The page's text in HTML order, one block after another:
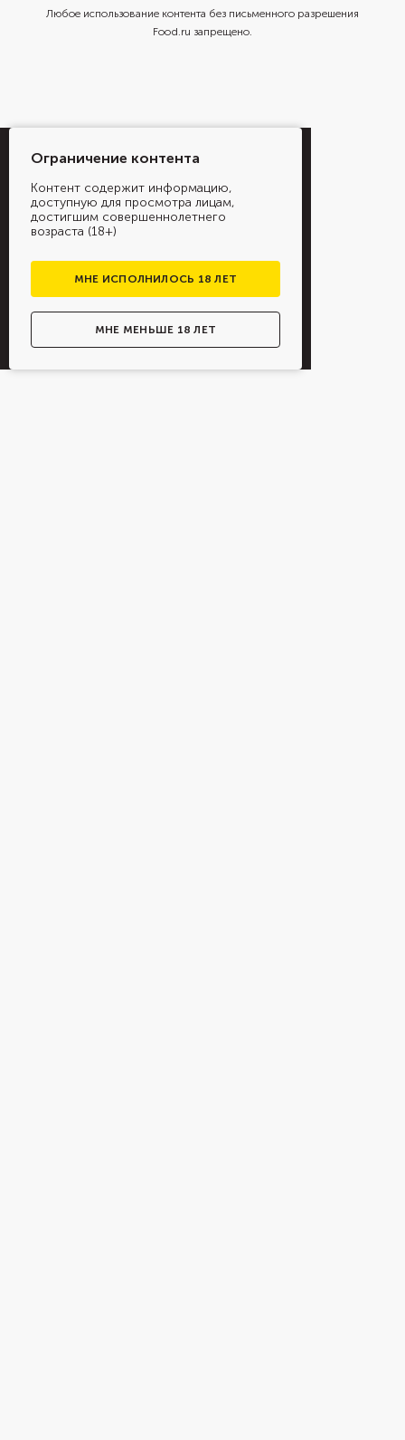
Любое использование контента без письменного разрешения
Food.ru запрещено.
Ограничение контента
Контент содержит информацию,
доступную для просмотра лицам,
достигшим совершеннолетнего
возраста (18+)
МНЕ ИСПОЛНИЛОСЬ 18 ЛЕТ
МНЕ МЕНЬШЕ 18 ЛЕТ